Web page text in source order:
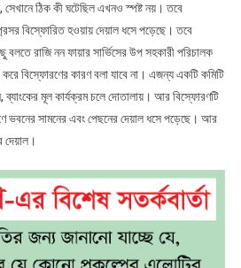
সেখানে ঠিক কী ঘটেছিল এখনও স্পষ্ট নয়। তবে
বিস্ফোরিত হওয়ায় দেয়াল ধসে পড়েছে। তবে
রাজি নন ফায়ার সার্ভিসের উপ সহকারী পরিচালক
বিস্ফোরণের কারণ বলা যাবে না। এজন্য একটি কমিটি
ব্যাংকের মূল কার্যক্রম চলে দোতালায়। আর বিস্ফোরণটি
ভবনের সামনের এবং পেছনের দেয়াল ধসে পড়েছে। আর
দেয়াল।